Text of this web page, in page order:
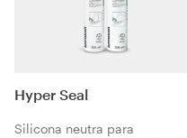
Hyper Seal
Silicona neutra para